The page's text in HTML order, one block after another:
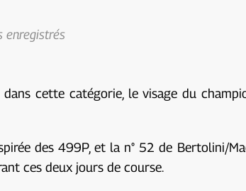
enregistrés
cette catégorie, le visage du
des 499P, et la n° 52 de Bertolini/
ces deux jours de course.